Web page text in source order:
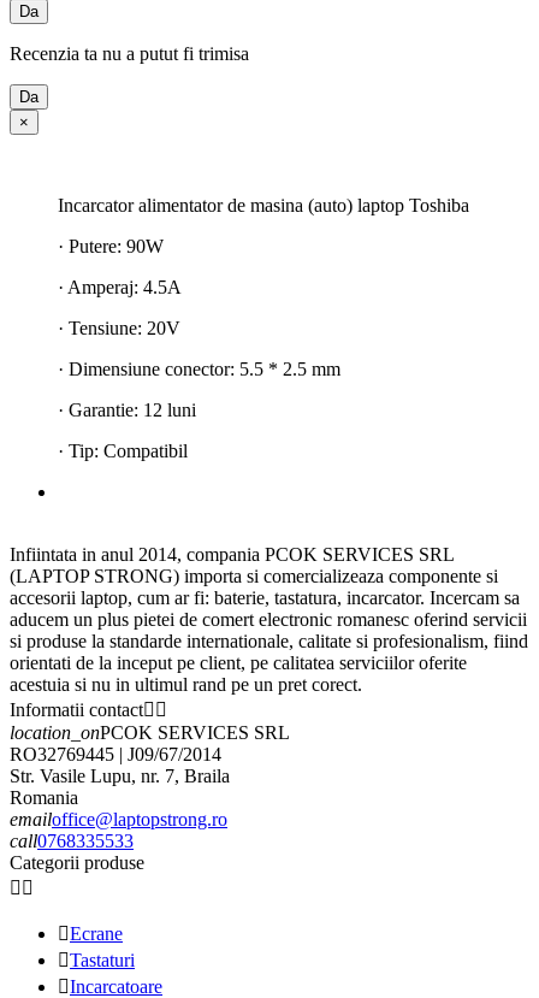
Da
Recenzia ta nu a putut fi trimisa
Da
×
Incarcator alimentator de masina (auto) laptop Toshiba
· Putere: 90W
· Amperaj: 4.5A
· Tensiune: 20V
· Dimensiune conector: 5.5 * 2.5 mm
· Garantie: 12 luni
· Tip: Compatibil
Infiintata in anul 2014, compania PCOK SERVICES SRL
(LAPTOP STRONG) importa si comercializeaza componente si
accesorii laptop, cum ar fi: baterie, tastatura, incarcator. Incercam sa
aducem un plus pietei de comert electronic romanesc oferind servicii
si produse la standarde internationale, calitate si profesionalism, fiind
orientati de la inceput pe client, pe calitatea serviciilor oferite
acestuia si nu in ultimul rand pe un pret corect.
Informatii contact 
location_onPCOK SERVICES SRL
RO32769445 | J09/67/2014
Str. Vasile Lupu, nr. 7, Braila
Romania
emailoffice@laptopstrong.ro
call0768335533
Categorii produse
 
Ecrane
Tastaturi
Incarcatoare